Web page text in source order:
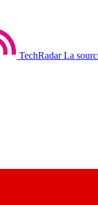
TechRadar La